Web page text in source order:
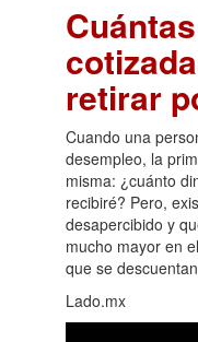
retirar
Cuando una
desempleo, la
misma: ¿cuánto
recibiré? Pero,
desapercibido y
mucho mayor en
que se
Lado.mx